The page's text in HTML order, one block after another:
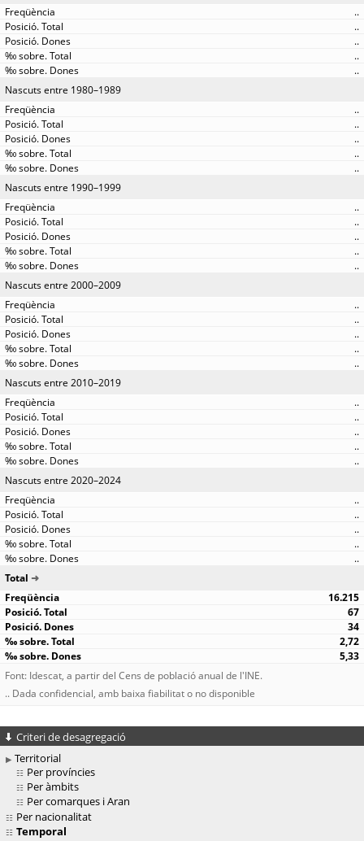
..
..
..
..
..
Nascuts entre 1980–1989
..
..
..
..
..
Nascuts entre 1990–1999
..
..
..
..
..
Nascuts entre 2000–2009
..
..
..
..
..
Nascuts entre 2010–2019
..
..
..
..
..
Nascuts entre 2020–2024
..
..
..
..
..
Total
16.215
67
34
2,72
5,33
Font: Idescat, a partir del Cens de població anual de l'INE.
.. Dada confidencial, amb baixa fiabilitat o no disponible
Criteri de desagregació
Territorial
Per províncies
Per àmbits
Per comarques i Aran
Per nacionalitat
Temporal